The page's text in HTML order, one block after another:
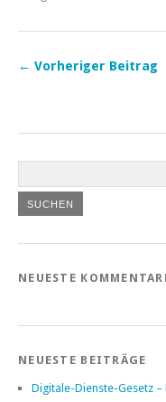
← Vorheriger Beitrag
NEUESTE
NEUESTE BEITRÄGE
Digitale-Dienste-Gesetz